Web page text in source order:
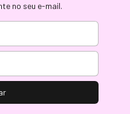
no seu e-mail.